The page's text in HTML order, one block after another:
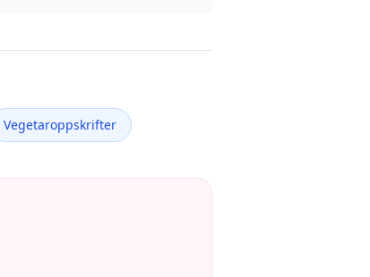
Vegetaroppskrifter